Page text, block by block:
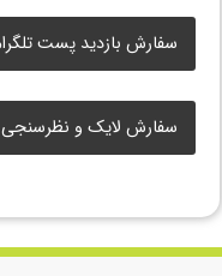
سفارش بازدید پست
سفارش لایک و نظرسنجی